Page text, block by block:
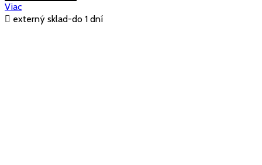
Viac
 externý sklad-do 1 dní